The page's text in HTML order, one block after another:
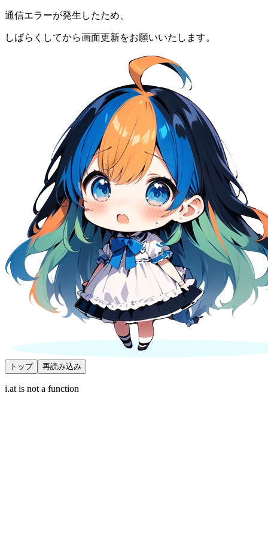
通信エラーが発生したため、
しばらくしてから画面更新をお願いいたします。
トップ 再読み込み
i.at is not a function